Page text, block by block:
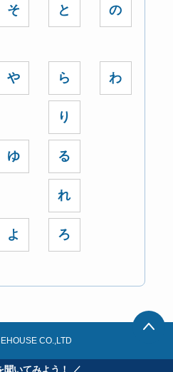
聞いてみよう！ ／
そ と の
や
ゆ
よ
ら
り
る
れ
ろ
わ
CO.,LTD